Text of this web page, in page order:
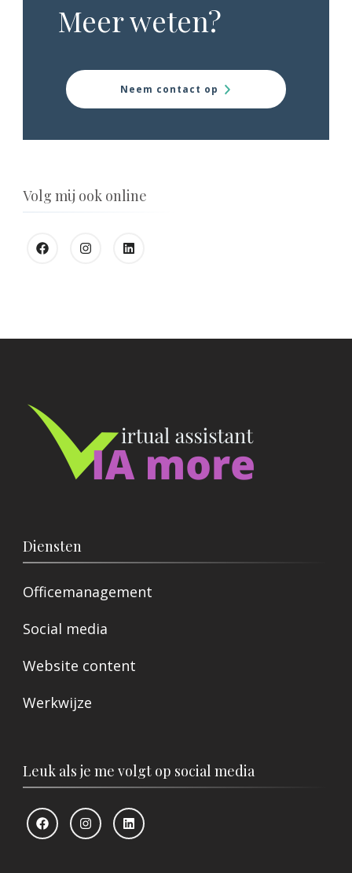
Meer weten?
Neem contact op
Volg mij ook online
Diensten
Officemanagement
Social media
Website content
Werkwijze
Leuk als je me volgt op social media